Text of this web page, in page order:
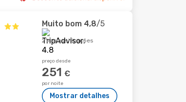
Muito bom 4,8/5
214 classificações
preço desde
251 €
por noite
Mostrar detalhes